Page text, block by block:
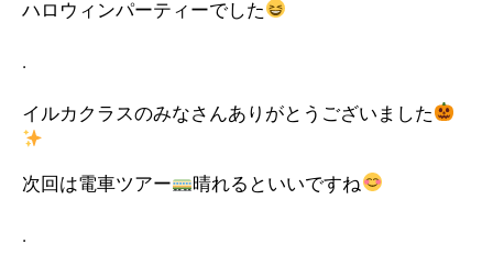
ハロウィンパーティーでした
.
イルカクラスのみなさんありがとうございました
次回は電車ツアー 晴れるといいですね
.